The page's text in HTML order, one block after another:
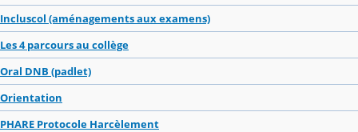
Incluscol (aménagements aux examens)
Les 4 parcours au collège
Oral DNB (padlet)
Orientation
PHARE Protocole Harcèlement